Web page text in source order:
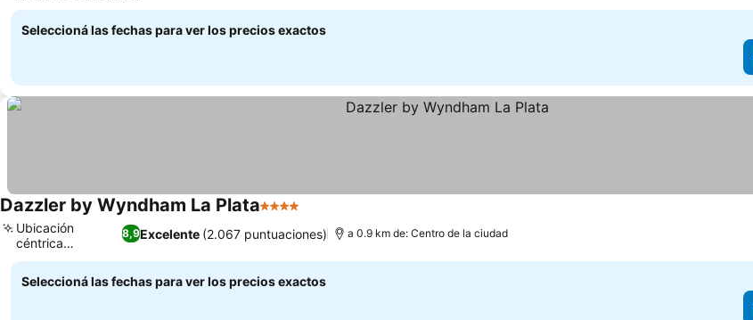
Seleccioná las fechas para ver los precios exactos
Dazzler by Wyndham La Plata4 Estrellas
8,9Excelente (2.067 puntuaciones)
Ubicación
céntrica
inmejorable
a 0.9 km de: Centro de la ciudad
Seleccioná las fechas para ver los precios exactos